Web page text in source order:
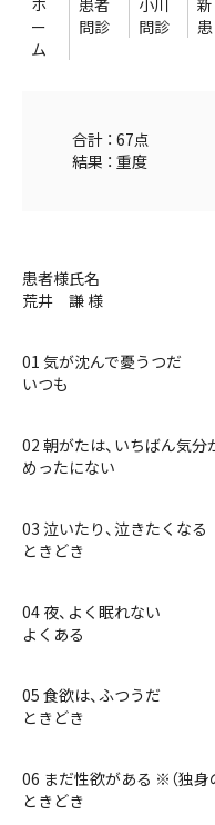
ー
ム
問診
問診
患
合計 ： 67点
結果 ： 重度
患者様氏名
荒井 謙 様
01 気が沈んで憂うつだ
いつも
02 朝がたは、いちばん気分
めったにない
03 泣いたり、泣きたくなる
ときどき
04 夜、よく眠れない
よくある
05 食欲は、ふつうだ
ときどき
06 まだ性欲がある ※（独身
ときどき